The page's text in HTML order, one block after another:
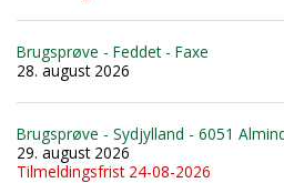
Brugsprøve - Feddet - Faxe
28. august 2026
Brugsprøve - Sydjylland - 6051
29. august 2026
Tilmeldingsfrist 24-08-2026